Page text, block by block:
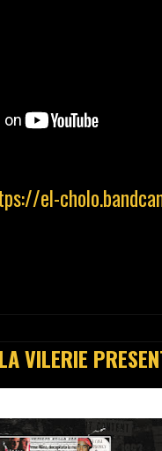
el-
VILERIE